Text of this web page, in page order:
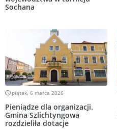
Sochana
piątek, 6 marca 2026
Pieniądze dla organizacji.
Gmina Szlichtyngowa
rozdzieliła dotacje